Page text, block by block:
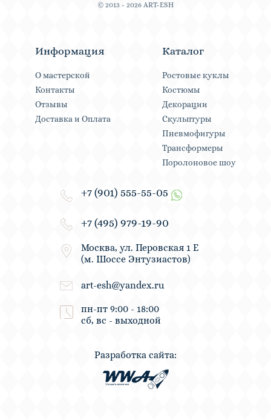
© 2013 - 2026 ART-ESH
Информация
О мастерской
Контакты
Отзывы
Доставка и Оплата
Каталог
Ростовые куклы
Костюмы
Декорации
Скульптуры
Пневмофигуры
Трансформеры
Поролоновое шоу
+7 (901) 555-55-05
+7 (495) 979-19-90
Москва, ул. Перовская 1 Е
(м. Шоссе Энтузиастов)
art-esh@yandex.ru
пн-пт 9:00 - 18:00
сб, вс - выходной
Разработка сайта: